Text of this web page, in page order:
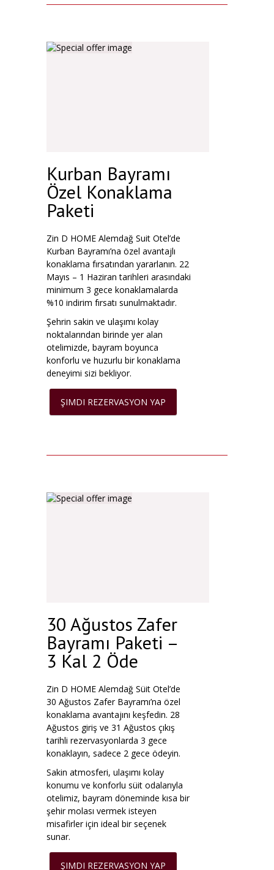
Kurban Bayramı
Özel Konaklama
Paketi
Zin D HOME Alemdağ Suit Otel’de
Kurban Bayramı’na özel avantajlı
konaklama fırsatından yararlanın. 22
Mayıs – 1 Haziran tarihleri arasındaki
minimum 3 gece konaklamalarda
%10 indirim fırsatı sunulmaktadır.
Şehrin sakin ve ulaşımı kolay
noktalarından birinde yer alan
otelimizde, bayram boyunca
konforlu ve huzurlu bir konaklama
deneyimi sizi bekliyor.
ŞIMDI REZERVASYON YAP
30 Ağustos Zafer
Bayramı Paketi –
3 Kal 2 Öde
Zin D HOME Alemdağ Süit Otel’de
30 Ağustos Zafer Bayramı’na özel
konaklama avantajını keşfedin. 28
Ağustos giriş ve 31 Ağustos çıkış
tarihli rezervasyonlarda 3 gece
konaklayın, sadece 2 gece ödeyin.
Sakin atmosferi, ulaşımı kolay
konumu ve konforlu süit odalarıyla
otelimiz, bayram döneminde kısa bir
şehir molası vermek isteyen
misafirler için ideal bir seçenek
sunar.
ŞIMDI REZERVASYON YAP